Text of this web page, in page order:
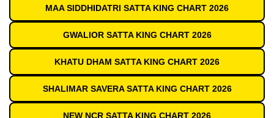
MAA SIDDHIDATRI SATTA KING CHART 2026
GWALIOR SATTA KING CHART 2026
KHATU DHAM SATTA KING CHART 2026
SHALIMAR SAVERA SATTA KING CHART 2026
NEW NCR SATTA KING CHART 2026